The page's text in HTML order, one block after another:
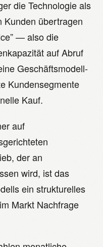
die Technologie als
Kunden übertragen
— also die
auf Abruf
Geschäftsmodell-
Kundensegmente
Kauf.
auf
der an
wird, ist das
ein strukturelles
Markt Nachfrage